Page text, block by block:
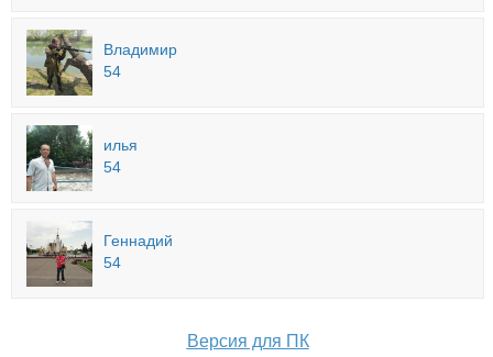
Владимир
54
илья
54
Геннадий
54
Версия для ПК